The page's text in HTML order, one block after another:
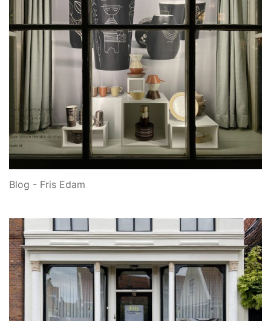
Blog - Fris Edam